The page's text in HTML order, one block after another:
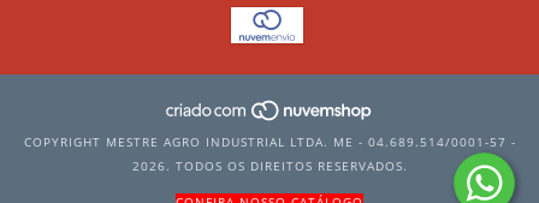
COPYRIGHT MESTRE AGRO INDUSTRIAL LTDA. ME - 04.689.514/0001-57 -
2026. TODOS OS DIREITOS RESERVADOS.